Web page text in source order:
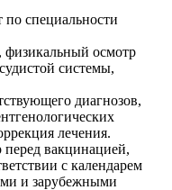
специальности
физикальный осмотр
системы,
диагнозов,
лечения.
вакцинацией,
с календарем
и зарубежными